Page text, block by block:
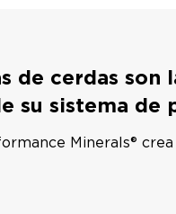
de cerdas son
su sistema de
Minerals®